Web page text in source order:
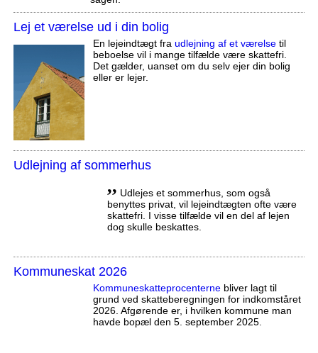
Lej et værelse ud i din bolig
En lejeindtægt fra udlejning af et værelsetil
beboelse vil i mange tilfælde være skattefri.
Det gælder, uanset om du selv ejer din bolig
eller er lejer.
Udlejning af sommerhus
,, Udlejes et sommerhus, som også
benyttes privat, vil lejeindtægten ofte være
skattefri. I visse tilfælde vil en del af lejen
dog skulle beskattes.
Kommuneskat 2026
Kommuneskatte­procenternebliver lagt til
grund ved skatteberegningen for indkomståret
2026. Afgørende er, i hvilken kommune man
havde bopæl den 5. september 2025.